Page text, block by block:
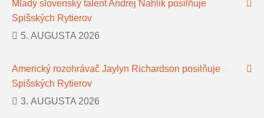
Mladý slovenský talent Andrej Nahlik posilňuje
Spišských Rytierov
5. AUGUSTA 2026
Americký rozohrávač Jaylyn Richardson posilňuje
Spišských Rytierov
3. AUGUSTA 2026